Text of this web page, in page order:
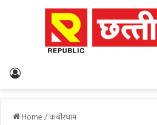
Home/कबीरधाम